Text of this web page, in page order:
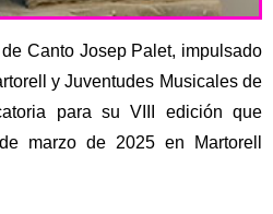
Canto Josep Palet, impulsado
y Juventudes Musicales de
para su VIII edición que
marzo de 2025 en Martorell